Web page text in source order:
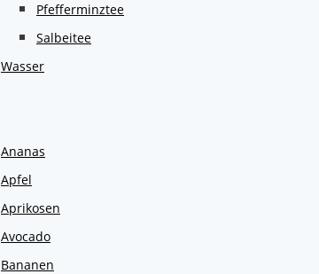
Pfefferminztee
Salbeitee
Wasser
Ananas
Apfel
Aprikosen
Avocado
Bananen